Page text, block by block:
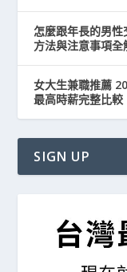
怎麼跟年長的男
方法與注意事項全
女大生兼職推薦
最高時薪完整比較
SIGN UP